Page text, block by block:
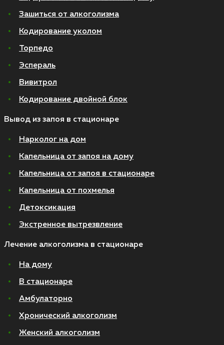
Зашиться от алкоголизма
Кодирование уколом
Торпедо
Эспераль
Вивитрол
Кодирование двойной блок
Вывод из запоя в стационаре
Нарколог на дом
Капельница от запоя на дому
Капельница от запоя в стационаре
Капельница от похмелья
Детоксикация
Экстренное вытрезвление
Лечение алкоголизма в стационаре
На дому
В стационаре
Амбулаторно
Хронический алкоголизм
Женский алкоголизм